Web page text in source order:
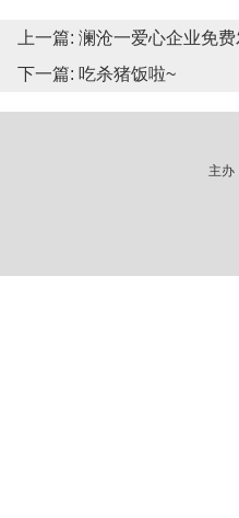
上一篇: 澜沧一爱心企业免
下一篇: 吃杀猪饭啦~
主办